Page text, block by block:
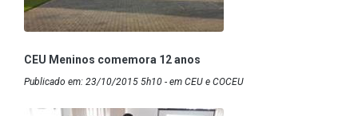
CEU Meninos comemora 12 anos
Publicado em: 23/10/2015 5h10 - em CEU e COCEU